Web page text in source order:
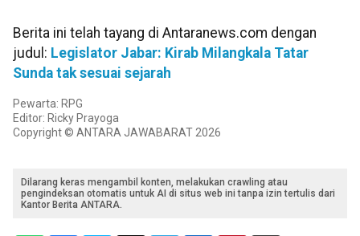
Berita ini telah tayang di Antaranews.com dengan
judul: Legislator Jabar: Kirab Milangkala Tatar
Sunda tak sesuai sejarah
Pewarta: RPG
Editor: Ricky Prayoga
Copyright © ANTARA JAWABARAT 2026
Dilarang keras mengambil konten, melakukan crawling atau
pengindeksan otomatis untuk AI di situs web ini tanpa izin tertulis dari
Kantor Berita ANTARA.